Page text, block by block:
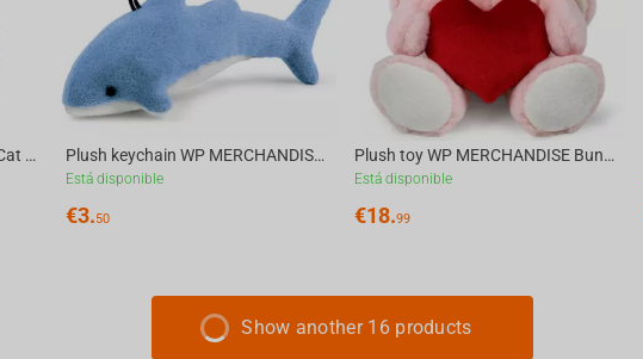
Plush toy WP MERCHANDISE Cat Louise, 25 cm Plush keychain WP MERCHANDISE Shark Nory, 13 cm, blue
Está disponible
€3.50
Plush toy WP MERCHANDISE Bunny Jessie with a heart 34cm
Está disponible
€18.99
Show another 16 products